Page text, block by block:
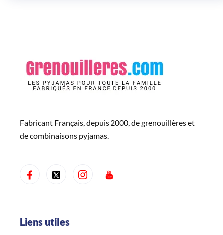
Fabricant Français, depuis 2000, de grenouillères et
de combinaisons pyjamas.
Liens utiles